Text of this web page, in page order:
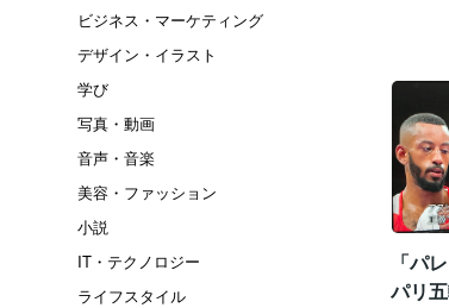
ビジネス・マーケティング
デザイン・イラスト
学び
写真・動画
音声・音楽
美容・ファッション
小説
IT・テクノロジー
ライフスタイル
「パ
パリ